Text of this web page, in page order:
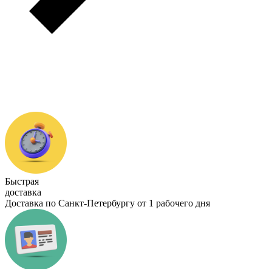
Быстрая
доставка
Доставка по Санкт-Петербургу от 1 рабочего дня